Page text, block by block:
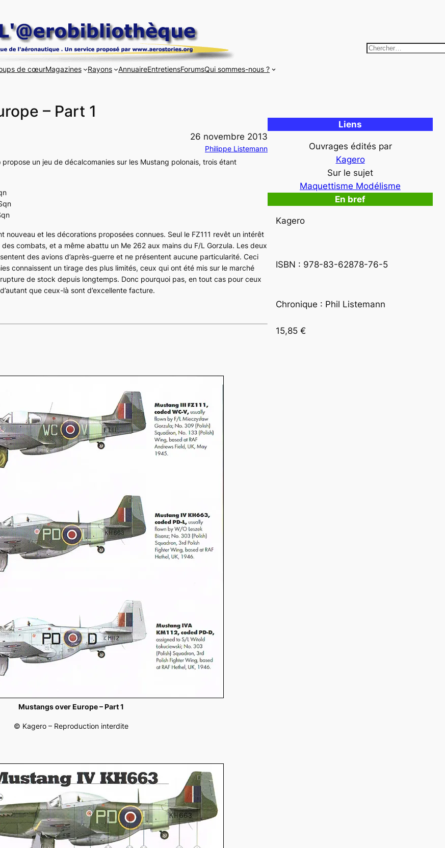
de cœurMagazines Rayons AnnuaireEntretiensForumsQui sommes-nous ?
R
r
c
– Part 1
26 novembre 2013
Philippe Listemann
propose un jeu de décalcomanies sur les Mustang polonais, trois étant
nouveau et les décorations proposées connues. Seul le FZ111 revêt un intérêt
combats, et a même abattu un Me 262 aux mains du F/L Gorzula. Les deux
des avions d’après-guerre et ne présentent aucune particularité. Ceci
connaissent un tirage des plus limités, ceux qui ont été mis sur le marché
de stock depuis longtemps. Donc pourquoi pas, en tout cas pour ceux
que ceux-là sont d’excellente facture.
Mustangs over Europe – Part 1
© Kagero – Reproduction interdite
Liens
Ouvrages édités par
Kagero
Sur le sujet
Maquettisme Modélisme
En bref
Kagero
ISBN : 978-83-62878-76-5
Chronique : Phil Listemann
15,85 €